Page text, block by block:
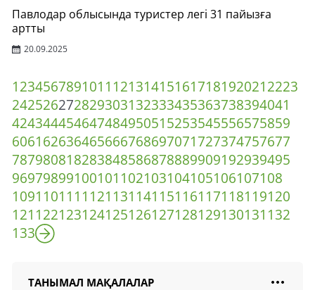
Павлодар облысында туристер легі 31 пайызға
артты
20.09.2025
1234567891011 121314151617181920212223
242526272829303132333435363738394041
424344454647484950515253545556575859
606162636465666768697071727374757677
787980818283848586878889909192939495
96979899100101 102103104105106107108
109110111 112113114115116117118119120
121 122123124125126127128129130131 132
133
ТАНЫМАЛ МАҚАЛАЛАР